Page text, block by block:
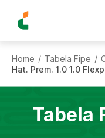
Home / Tabela Fipe /
Hat. Prem. 1.0 1.0
Tabela